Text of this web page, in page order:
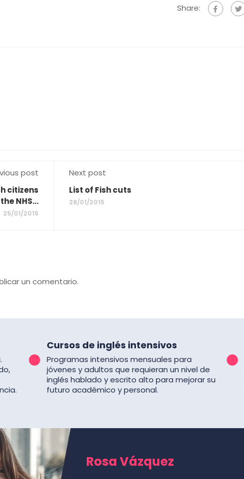
Share:
post
citizens
NHS...
25/01/2015
Next post
List of Fish cuts
28/01/2015
un comentario.
Cursos de inglés intensivos
Programas intensivos mensuales para
jóvenes y adultos que requieran un nivel de
inglés hablado y escrito alto para mejorar su
futuro académico y personal.
Rosa Vázquez